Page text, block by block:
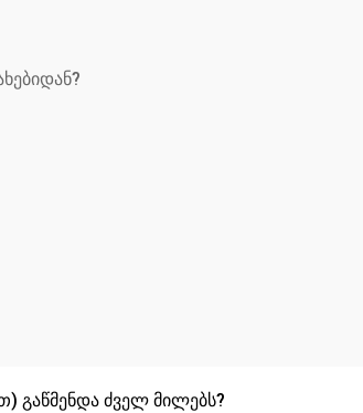
გაწმენდა ძველ მილებს?